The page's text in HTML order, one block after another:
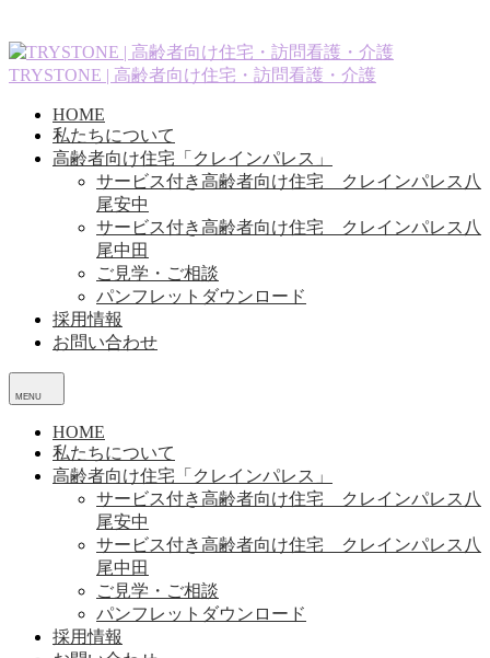
ン
テ
ン
TRYSTONE | 高齢者向け住宅・訪問看護・介護
HOME
私たちについて
高齢者向け住宅「クレインパレス」
サービス付き高齢者向け住宅 クレインパレス八
尾安中
サービス付き高齢者向け住宅 クレインパレス八
尾中田
ご見学・ご相談
パンフレットダウンロード
採用情報
お問い合わせ
ニ
HOME
私たちについて
高齢者向け住宅「クレインパレス」
サービス付き高齢者向け住宅 クレインパレス八
尾安中
サービス付き高齢者向け住宅 クレインパレス八
尾中田
ご見学・ご相談
パンフレットダウンロード
採用情報